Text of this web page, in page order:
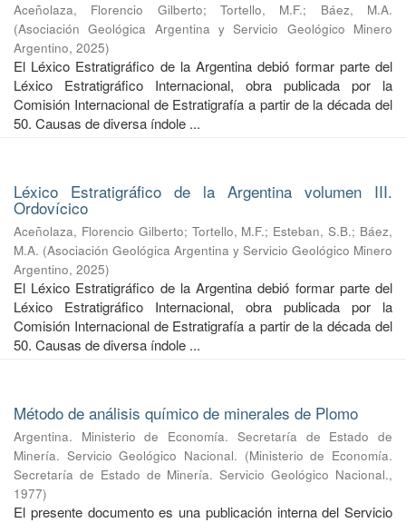
Aceñolaza, Florencio Gilberto;Tortello, M.F.; Báez, M.A.
(Asociación Geológica Argentina y Servicio Geológico Minero
Argentino, 2025)
El Léxico Estratigráfico de la Argentina debió formar parte del
Léxico Estratigráfico Internacional, obra publicada por la
Comisión Internacional de Estratigrafía a partir de la década del
50. Causas de diversa índole ...
Léxico Estratigráfico de la Argentina volumen III.
Ordovícico
Aceñolaza, Florencio Gilberto; Tortello, M.F.; Esteban, S.B.; Báez,
M.A. (Asociación Geológica Argentina y Servicio Geológico Minero
Argentino, 2025)
El Léxico Estratigráfico de la Argentina debió formar parte del
Léxico Estratigráfico Internacional, obra publicada por la
Comisión Internacional de Estratigrafía a partir de la década del
50. Causas de diversa índole ...
Método de análisis químico de minerales de Plomo
Argentina. Ministerio de Economía. Secretaría de Estado de
Minería. Servicio Geológico Nacional. (Ministerio de Economía.
Secretaría de Estado de Minería. Servicio Geológico Nacional.,
1977)
El presente documento es una publicación interna del Servicio